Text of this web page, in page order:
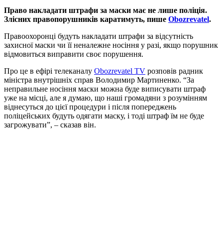
Право накладати штрафи за маски має не лише поліція.
Злісних правопорушників каратимуть, пише Obozrevatel.
Правоохоронці будуть накладати штрафи за відсутність
захисної маски чи її неналежне носіння у разі, якщо порушник
відмовиться виправити своє порушення.
Про це в ефірі телеканалу Obozrevatel TV розповів радник
міністра внутрішніх справ Володимир Мартиненко. “За
неправильне носіння маски можна буде виписувати штраф
уже на місці, але я думаю, що наші громадяни з розумінням
віднесуться до цієї процедури і після попереджень
поліцейських будуть одягати маску, і тоді штраф їм не буде
загрожувати”, – сказав він.